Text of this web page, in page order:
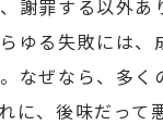
謝罪する以外
ゆる失敗には
なぜなら、多く
に、後味だっ